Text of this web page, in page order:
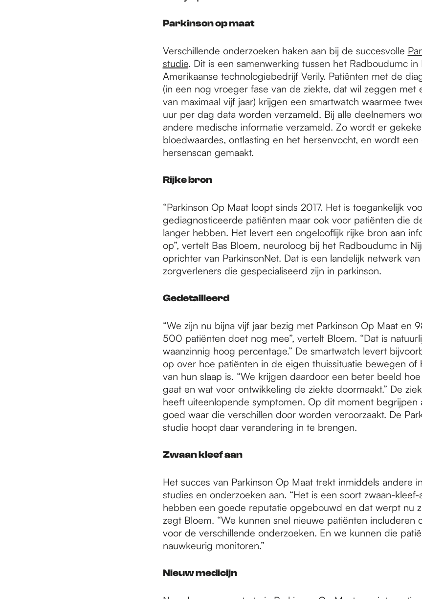
Parkinson op maat
Verschillende onderzoeken haken aan bij de succesvolle
studie. Dit is een samenwerking tussen het Radboudumc
Amerikaanse technologiebedrijf Verily. Patiënten met de
(in een nog vroeger fase van de ziekte, dat wil zeggen met
van maximaal vijf jaar) krijgen een smartwatch waarmee
uur per dag data worden verzameld. Bij alle deelnemers
andere medische informatie verzameld. Zo wordt er
bloedwaardes, ontlasting en het hersenvocht, en wordt een
hersenscan gemaakt.
Rijke bron
“Parkinson Op Maat loopt sinds 2017. Het is toegankelijk
gediagnosticeerde patiënten maar ook voor patiënten die
langer hebben. Het levert een ongelooflijk rijke bron aan
op”, vertelt Bas Bloem, neuroloog bij het Radboudumc in
oprichter van ParkinsonNet. Dat is een landelijk netwerk
zorgverleners die gespecialiseerd zijn in parkinson.
Gedetailleerd
“We zijn nu bijna vijf jaar bezig met Parkinson Op Maat en
500 patiënten doet nog mee”, vertelt Bloem. “Dat is
waanzinnig hoog percentage.” De smartwatch levert
op over hoe patiënten in de eigen thuissituatie bewegen of
van hun slaap is. “We krijgen daardoor een beter beeld
gaat en wat voor ontwikkeling de ziekte doormaakt.” De
heeft uiteenlopende symptomen. Op dit moment begrijpen
goed waar die verschillen door worden veroorzaakt. De
studie hoopt daar verandering in te brengen.
Zwaan kleef aan
Het succes van Parkinson Op Maat trekt inmiddels andere
studies en onderzoeken aan. “Het is een soort zwaan-
hebben een goede reputatie opgebouwd en dat werpt nu
zegt Bloem. “We kunnen snel nieuwe patiënten includeren
voor de verschillende onderzoeken. En we kunnen die
nauwkeurig monitoren.”
Nieuw medicijn